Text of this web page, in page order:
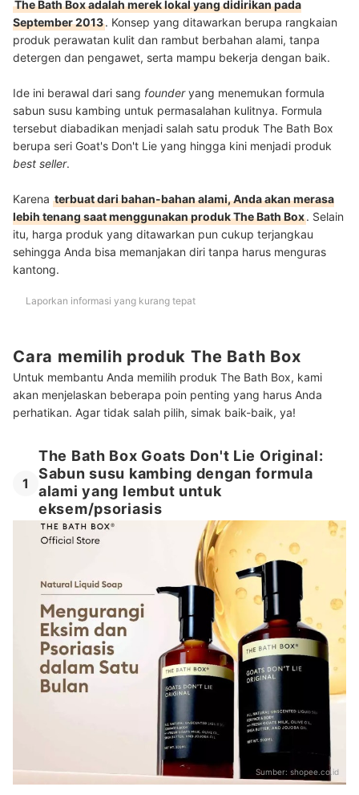
The Bath Box adalah merek lokal yang didirikan pada
September 2013. Konsep yang ditawarkan berupa rangkaian
produk perawatan kulit dan rambut berbahan alami, tanpa
detergen dan pengawet, serta mampu bekerja dengan baik.
Ide ini berawal dari sang founderyang menemukan formula
sabun susu kambing untuk permasalahan kulitnya. Formula
tersebut diabadikan menjadi salah satu produk The Bath Box
berupa seri Goat's Don't Lie yang hingga kini menjadi produk
best seller.
Karena terbuat dari bahan-bahan alami, Anda akan merasa
lebih tenang saat menggunakan produk The Bath Box. Selain
itu, harga produk yang ditawarkan pun cukup terjangkau
sehingga Anda bisa memanjakan diri tanpa harus menguras
kantong.
Laporkan informasi yang kurang tepat
Cara memilih produk The Bath Box
Untuk membantu Anda memilih produk The Bath Box, kami
akan menjelaskan beberapa poin penting yang harus Anda
perhatikan. Agar tidak salah pilih, simak baik-baik, ya!
1
The Bath Box Goats Don't Lie Original:
Sabun susu kambing dengan formula
alami yang lembut untuk
eksem/psoriasis
Sumber: shopee.co.id